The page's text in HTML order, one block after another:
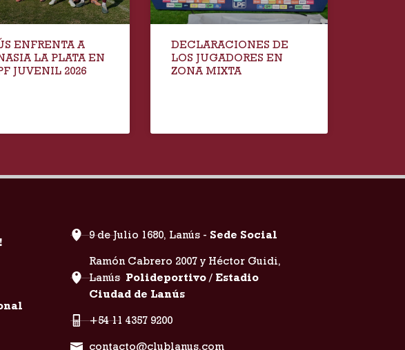
ENFRENTA A
LA PLATA EN
JUVENIL 2026
DECLARACIONES DE
LOS JUGADORES EN
ZONA MIXTA
9 de Julio 1680, Lanús - Sede Social
Ramón Cabrero 2007 y Héctor Guidi,
Lanús Polideportivo / Estadio
Ciudad de Lanús
+54 11 4357 9200
contacto@clublanus.com